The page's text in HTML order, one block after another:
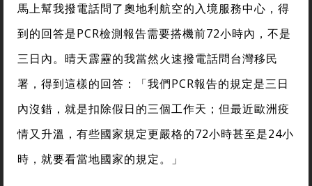
馬上幫我撥電話問了奧地利航空的入境服務中心，得
到的回答是PCR檢測報告需要搭機前72小時內，不是
三日內。晴天霹靂的我當然火速撥電話問台灣移民
署，得到這樣的回答：「我們PCR報告的規定是三日
內沒錯，就是扣除假日的三個工作天；但最近歐洲疫
情又升溫，有些國家規定更嚴格的72小時甚至是24小
時，就要看當地國家的規定。」